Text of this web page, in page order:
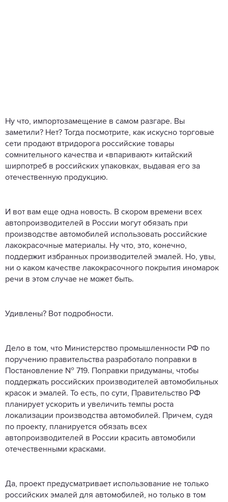
Ну что, импортозамещение в самом разгаре. Вы
заметили? Нет? Тогда посмотрите, как искусно торговые
сети продают втридорога российские товары
сомнительного качества и «впаривают» китайский
ширпотреб в российских упаковках, выдавая его за
отечественную продукцию.
И вот вам еще одна новость. В скором времени всех
автопроизводителей в России могут обязать при
производстве автомобилей использовать российские
лакокрасочные материалы. Ну что, это, конечно,
поддержит избранных производителей эмалей. Но, увы,
ни о каком качестве лакокрасочного покрытия иномарок
речи в этом случае не может быть.
Удивлены? Вот подробности.
Дело в том, что Министерство промышленности РФ по
поручению правительства разработало поправки в
Постановление № 719. Поправки придуманы, чтобы
поддержать российских производителей автомобильных
красок и эмалей. То есть, по сути, Правительство РФ
планирует ускорить и увеличить темпы роста
локализации производства автомобилей. Причем, судя
по проекту, планируется обязать всех
автопроизводителей в России красить автомобили
отечественными красками.
Да, проект предусматривает использование не только
российских эмалей для автомобилей, но только в том